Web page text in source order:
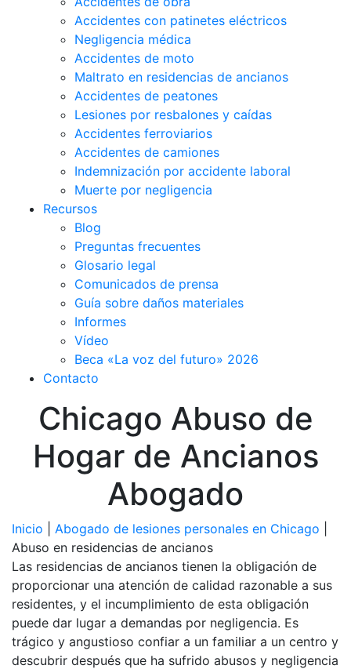
Accidentes con patinetes eléctricos
Negligencia médica
Accidentes de moto
Maltrato en residencias de ancianos
Accidentes de peatones
Lesiones por resbalones y caídas
Accidentes ferroviarios
Accidentes de camiones
Indemnización por accidente laboral
Muerte por negligencia
Recursos
Blog
Preguntas frecuentes
Glosario legal
Comunicados de prensa
Guía sobre daños materiales
Informes
Vídeo
Beca «La voz del futuro» 2026
Contacto
Chicago Abuso de
Hogar de Ancianos
Abogado
Inicio Abogado de lesiones personales en Chicago
Abuso en residencias de ancianos
Las residencias de ancianos tienen la obligación de
proporcionar una atención de calidad razonable a sus
residentes, y el incumplimiento de esta obligación
puede dar lugar a demandas por negligencia. Es
trágico y angustioso confiar a un familiar a un centro y
descubrir después que ha sufrido abusos y negligencia